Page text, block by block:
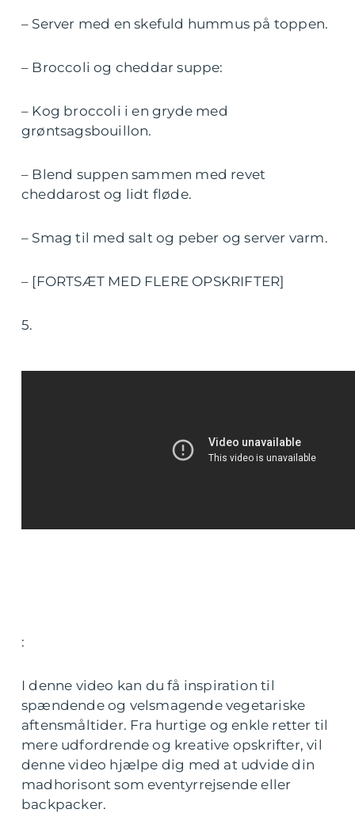
– Server med en skefuld hummus på toppen.
– Broccoli og cheddar suppe:
– Kog broccoli i en gryde med
grøntsagsbouillon.
– Blend suppen sammen med revet
cheddarost og lidt fløde.
– Smag til med salt og peber og server varm.
– [FORTSÆT MED FLERE OPSKRIFTER]
5.
:
I denne video kan du få inspiration til
spændende og velsmagende vegetariske
aftensmåltider. Fra hurtige og enkle retter til
mere udfordrende og kreative opskrifter, vil
denne video hjælpe dig med at udvide din
madhorisont som eventyrrejsende eller
backpacker.